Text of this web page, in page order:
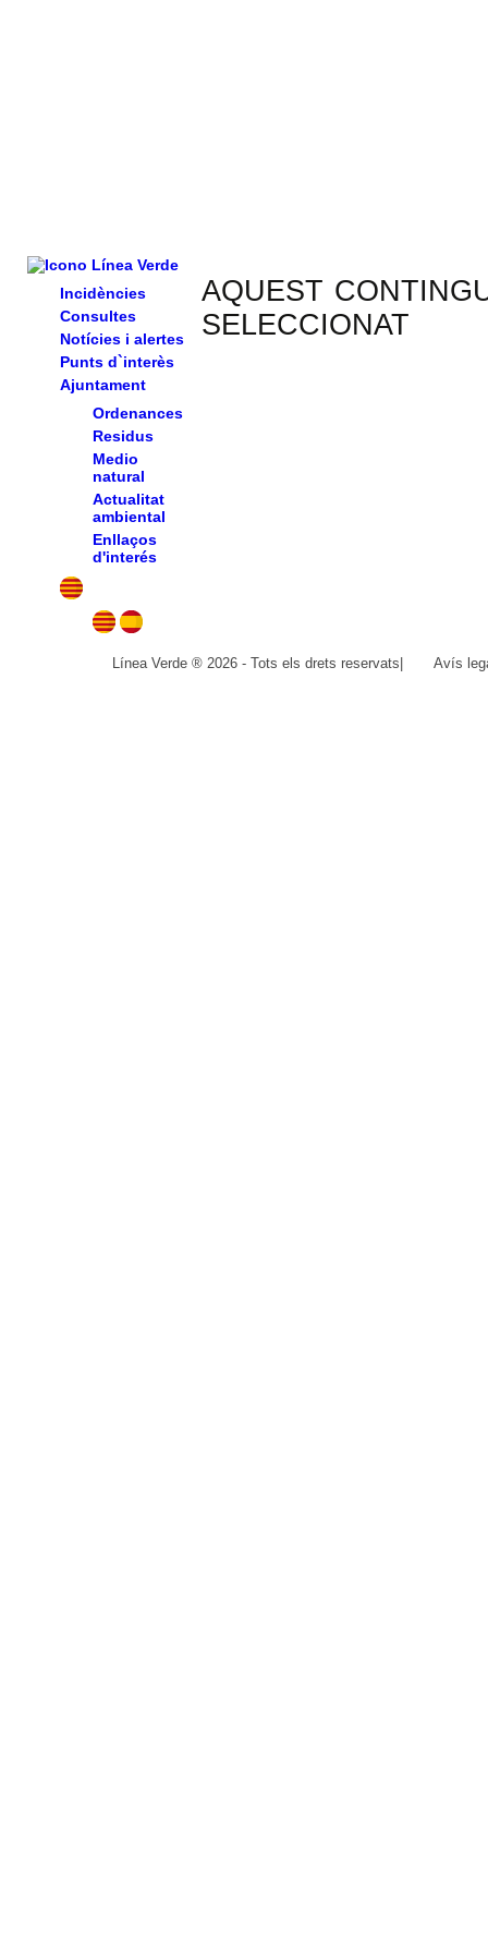
Incidències
Consultes
Notícies i alertes
Punts d`interès
Ajuntament
Ordenances
Residus
Medio
natural
Actualitat
ambiental
Enllaços
d'interés
AQUEST
SELECCIONAT
Línea Verde ® 2026 - Tots els drets reservats Avís